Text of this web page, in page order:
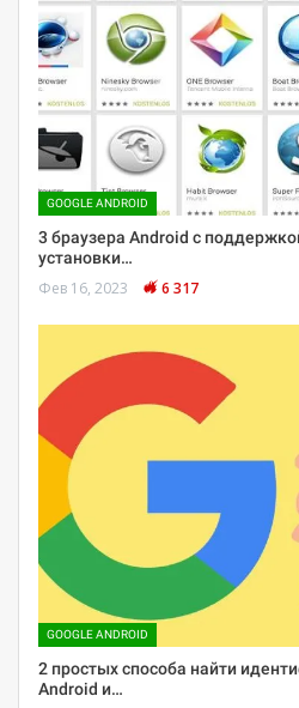
GOOGLE ANDROID
3 браузера Android с
установки…
Фев 16, 2023 6 317
GOOGLE ANDROID
2 простых способа найти
Android и…